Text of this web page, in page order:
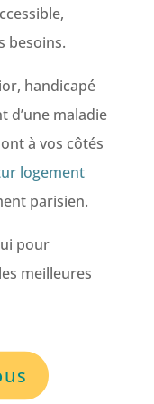
besoins.
handicapé
d’une maladie
à vos côtés
logement
parisien.
pour
meilleures